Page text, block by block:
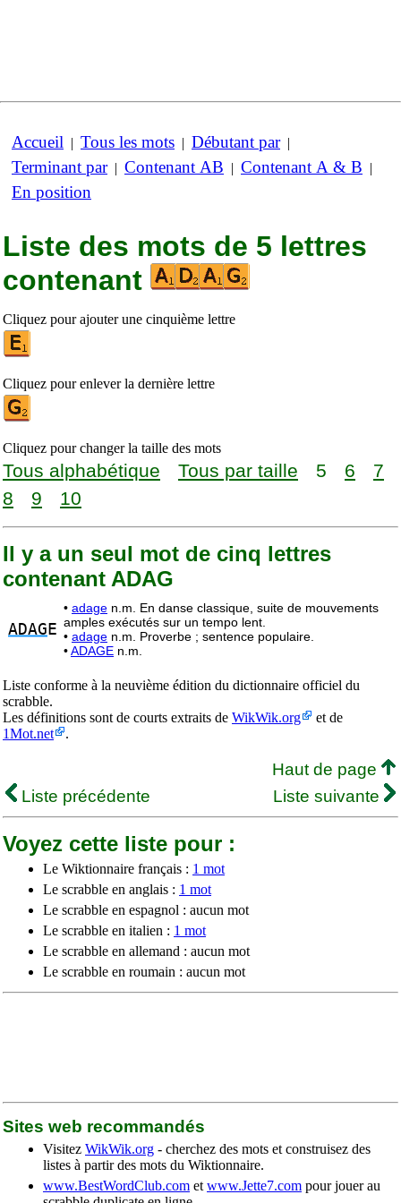
Accueil | Tous les mots | Débutant par|
Terminant par| Contenant AB | Contenant A & B |
En position
Liste des mots de 5 lettres
contenant
Cliquez pour ajouter une cinquième lettre
Cliquez pour enlever la dernière lettre
Cliquez pour changer la taille des mots
Tous alphabétique Tous par taille 5 6
7
8
9 10
Il y a un seul mot de cinq lettres
contenant ADAG
ADAG E
• adage n.m. En danse classique, suite de mouvements
amples exécutés sur un tempo lent.
• adage n.m. Proverbe ; sentence populaire.
•ADAGE n.m.
Liste conforme à la neuvième édition du dictionnaire officiel du
scrabble.
Les définitions sont de courts extraits de WikWik.org
et de
1Mot.net
.
Haut de page
Liste précédente
Liste suivante
Voyez cette liste pour :
Le Wiktionnaire français : 1 mot
Le scrabble en anglais : 1 mot
Le scrabble en espagnol : aucun mot
Le scrabble en italien : 1 mot
Le scrabble en allemand : aucun mot
Le scrabble en roumain : aucun mot
Sites web recommandés
Visitez WikWik.org - cherchez des mots et construisez des
listes à partir des mots du Wiktionnaire.
www.BestWordClub.com et www.Jette7.com pour jouer au